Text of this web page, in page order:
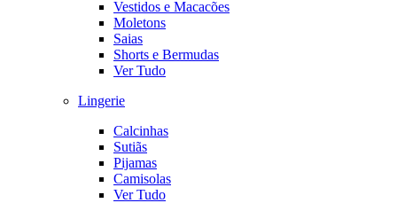
Vestidos e Macacões
Moletons
Saias
Shorts e Bermudas
Ver Tudo
Lingerie
Calcinhas
Sutiãs
Pijamas
Camisolas
Ver Tudo